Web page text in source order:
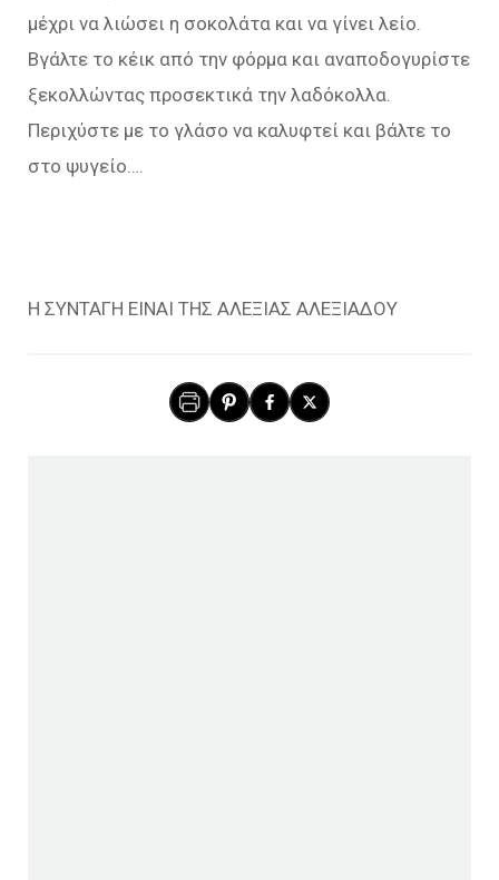
μέχρι να λιώσει η σοκολάτα και να γίνει λείο.
Βγάλτε το κέικ από την φόρμα και αναποδογυρίστε
ξεκολλώντας προσεκτικά την λαδόκολλα.
Περιχύστε με το γλάσο να καλυφτεί και βάλτε το
στο ψυγείο….
Η ΣΥΝΤΑΓΗ ΕΙΝΑΙ ΤΗΣ ΑΛΕΞΙΑΣ ΑΛΕΞΙΑΔΟΥ